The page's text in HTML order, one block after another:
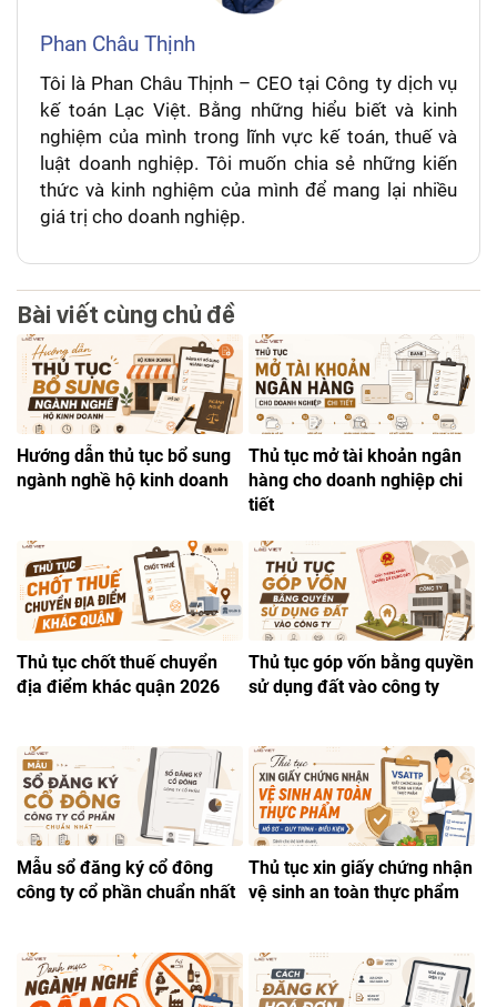
Phan Châu Thịnh
Tôi là Phan Châu Thịnh – CEO tại Công ty dịch vụ
kế toán Lạc Việt. Bằng những hiểu biết và kinh
nghiệm của mình trong lĩnh vực kế toán, thuế và
luật doanh nghiệp. Tôi muốn chia sẻ những kiến
thức và kinh nghiệm của mình để mang lại nhiều
giá trị cho doanh nghiệp.
Bài viết cùng chủ đề
Hướng dẫn thủ tục bổ sung
ngành nghề hộ kinh doanh
Thủ tục mở tài khoản ngân
hàng cho doanh nghiệp chi
tiết
Thủ tục chốt thuế chuyển
địa điểm khác quận 2026
Thủ tục góp vốn bằng quyền
sử dụng đất vào công ty
Mẫu sổ đăng ký cổ đông
công ty cổ phần chuẩn nhất
Thủ tục xin giấy chứng nhận
vệ sinh an toàn thực phẩm